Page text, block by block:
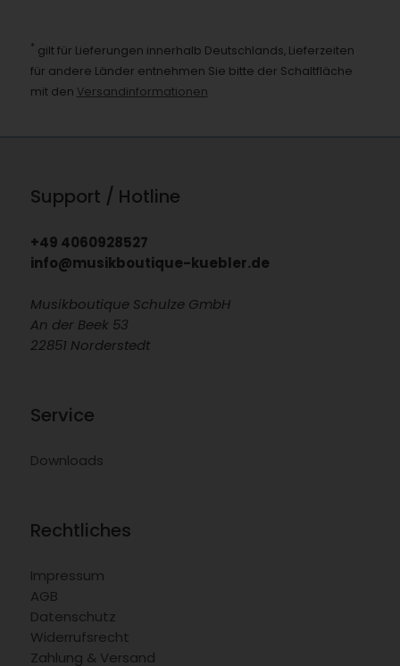
* gilt für Lieferungen innerhalb Deutschlands, Lieferzeiten
für andere Länder entnehmen Sie bitte der Schaltfläche
mit den Versandinformationen
Support / Hotline
+49 4060928527
info@musikboutique-kuebler.de
Musikboutique Schulze GmbH
An der Beek 53
22851 Norderstedt
Service
Downloads
Rechtliches
Impressum
AGB
Datenschutz
Widerrufsrecht
Zahlung & Versand